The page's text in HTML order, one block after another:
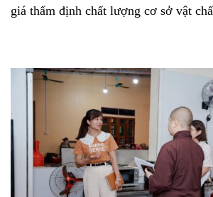
giá thẩm định chất lượng cơ sở vật